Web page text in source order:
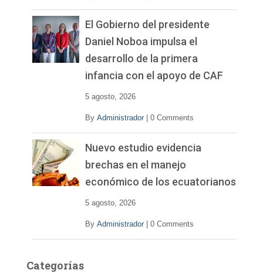
El Gobierno del presidente
Daniel Noboa impulsa el
desarrollo de la primera
infancia con el apoyo de CAF
5 agosto, 2026
By Administrador 0 Comments
Nuevo estudio evidencia
brechas en el manejo
económico de los ecuatorianos
5 agosto, 2026
By Administrador 0 Comments
Categorías